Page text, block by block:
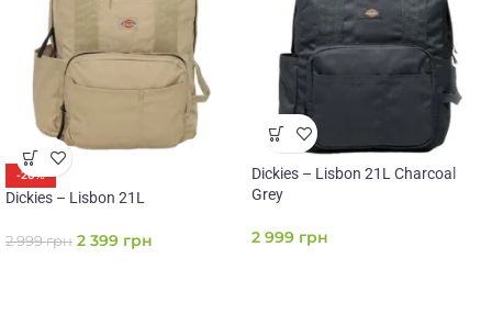
-20%
Dickies – Lisbon 21L
2 999грн 2 399 грн
Dickies – Lisbon 21L Charcoal
Grey
2 999 грн